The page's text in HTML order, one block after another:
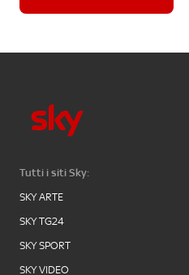
Tutti i siti Sky:
SKY ARTE
SKY TG24
SKY SPORT
SKY VIDEO